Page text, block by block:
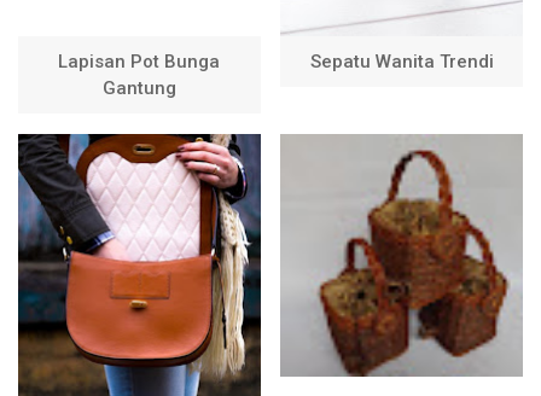
Lapisan Pot Bunga
Gantung
Sepatu Wanita Trendi